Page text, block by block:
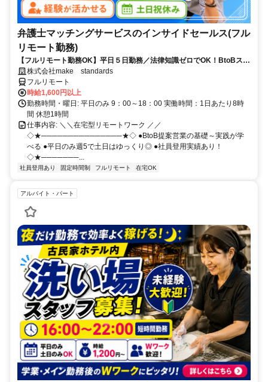
弁護士マッチングサービスのインサイドセールス(フル
リモート勤務)
【フルリモート勤務OK】平日５日勤務／法律知識ゼロでOK！BtoBスキ
ルが身につく営業職
株式会社make standards
フルリモート
時給1,600円以上
勤務時間・曜日: 平日のみ 9：00～18：00 実働時間：1日あたり8時
間 休憩1時間
仕事内容: ＼＼在宅型リモートワーク ／／
◇★───────────────★◇ ●BtoB提案営業の基礎～実践が学
べる ●平日のみ週5で土日はゆっくり◎ ●社員登用実績あり！
◇★───────...
社員登用あり 固定時間制 フルリモート 在宅OK
アルバイト・パート